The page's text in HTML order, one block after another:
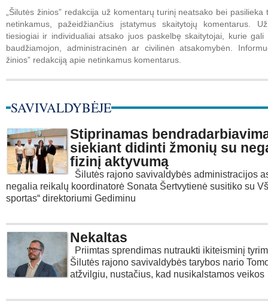
„Šilutės žinios” redakcija už komentarų turinį neatsako bei pasilieka
netinkamus, pažeidžiančius įstatymus skaitytojų komentarus.
tiesiogiai ir individualiai atsako juos paskelbę skaitytojai, kurie gali
baudžiamojon, administracinėn ar civilinėn atsakomybėn.
žinios” redakciją apie netinkamus komentarus.
SAVIVALDYBĖJE
Stiprinamas
siekiant didinti žmonių su
fizinį aktyvumą
Šilutės rajono savivaldybės administracijos
negalia reikalų koordinatorė Sonata Šertvytienė susitiko su
sportas“ direktoriumi Gediminu
Nekaltas
Priimtas sprendimas nutraukti ikiteisminį
Šilutės rajono savivaldybės tarybos nario
atžvilgiu, nustačius, kad nusikalstamos veikos